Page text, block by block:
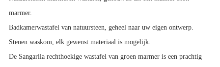
marmer.
Badkamerwastafel van natuursteen, geheel naar uw eigen ontwerp.
Stenen waskom, elk gewenst materiaal is mogelijk.
De Sangarila rechthoekige wastafel van groen marmer is een prachtig